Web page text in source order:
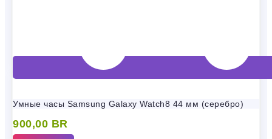
Умные часы Samsung Galaxy Watch8 44 мм (серебро)
900,00 BR